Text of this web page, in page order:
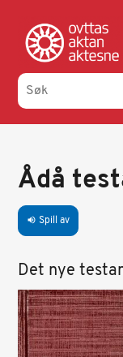
hovedinnhold
Ådå
volume_up Spill av
Det nye